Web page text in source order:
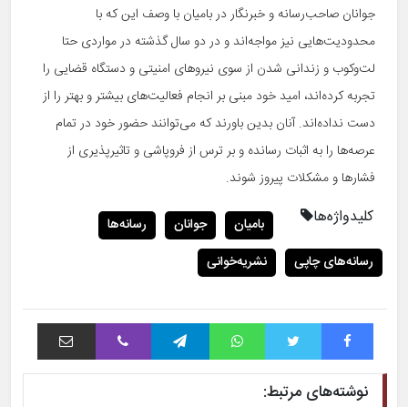
جوانان‌ صاحب‌رسانه و خبرنگار در بامیان با وصف این که با
محدودیت‌هایی نیز مواجه‌اند و در دو سال گذشته در مواردی حتا
لت‌و‌کوب و زندانی شدن از سوی نیروهای امنیتی و دستگاه قضایی را
تجربه‌ کرده‌اند، امید خود مبنی بر انجام فعالیت‌های بیشتر و بهتر را از
دست نداده‌‌اند. آنان بدین باورند که می‌توانند حضور خود در تمام
عرصه‌ها را به اثبات رسانده و بر ترس از فروپاشی و تاثیرپذیری از
فشارها و مشکلات پیروز شوند.
کلیدواژه‌ها بامیان جوانان
رسانه‌ها
رسانه‌های چاپی
نشریه‌خوانی
فیس بوک توییتر واتس آپ تلگرام وایبر اشتراک با ایمیل
نوشته‌های مرتبط: